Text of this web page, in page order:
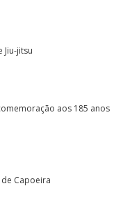
Jiu-jitsu
aos 185 anos
Capoeira